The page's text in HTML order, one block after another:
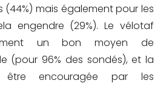
mais également pour les
engendre (29%). Le vélotaf
un bon moyen de
(pour 96% des sondés), et la
être encouragée par les